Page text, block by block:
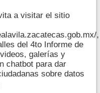
a visitar el sitio
,
del 4to Informe de
galerías y
chatbot para dar
sobre datos